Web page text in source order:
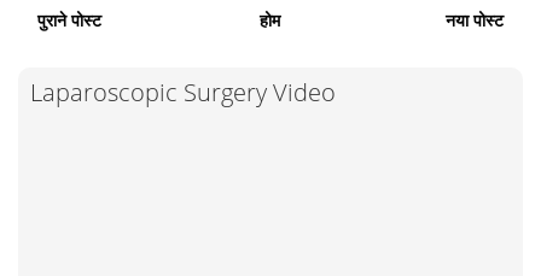
पुराने पोस्ट होम नया पोस्ट
Laparoscopic Surgery Video